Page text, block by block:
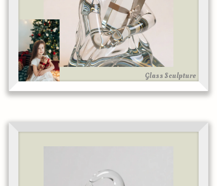
Glass Sculpture